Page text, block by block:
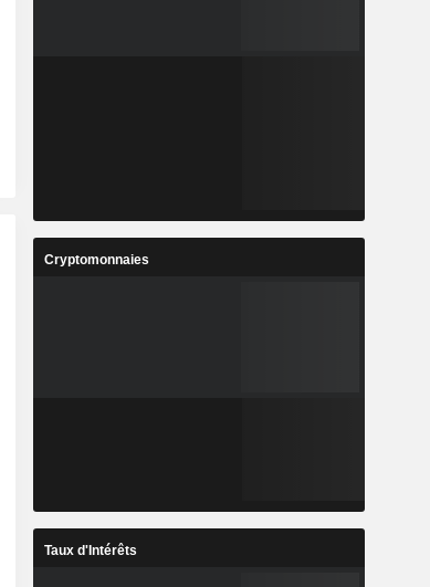
Cryptomonnaies
Taux d'Intérêts